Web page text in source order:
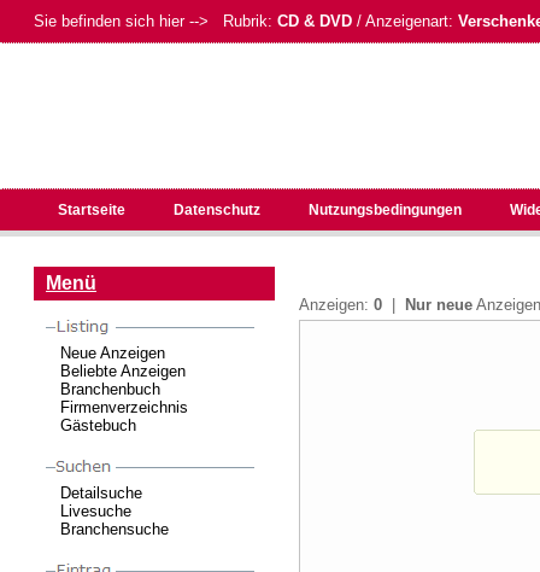
Sie befinden sich hier --> Rubrik: CD & DVD / Anzeigenart:
Startseite Datenschutz Nutzungsbedingungen
Menü
Neue Anzeigen
Beliebte Anzeigen
Branchenbuch
Firmenverzeichnis
Gästebuch
Detailsuche
Livesuche
Branchensuche
Anzeigen: 0 Nur neue